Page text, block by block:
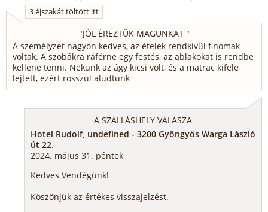
3 éjszakát töltött itt
"JÓL ÉREZTÜK MAGUNKAT "
A személyzet nagyon kedves, az ételek rendkívül finomak
voltak. A szobákra ráférne egy festés, az ablakokat is rendbe
kellene tenni. Nekünk az ágy kicsi volt, és a matrac kifele
lejtett, ezért rosszul aludtunk
A SZÁLLÁSHELY VÁLASZA
Hotel Rudolf, undefined - 3200 Gyöngyös Warga László
út 22.
2024. május 31. péntek
Kedves Vendégünk!
Köszönjük az értékes visszajelzést.